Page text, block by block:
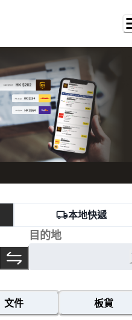
本地快遞
目的地
文件 板貨